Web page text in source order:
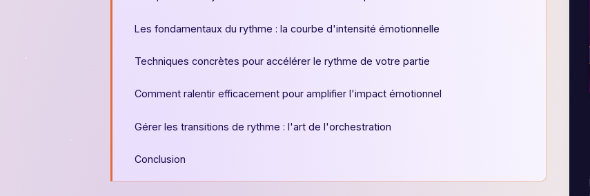
Les fondamentaux du rythme : la courbe d'intensité émotionnelle
Techniques concrètes pour accélérer le rythme de votre partie
Comment ralentir efficacement pour amplifier l'impact émotionnel
Gérer les transitions de rythme : l'art de l'orchestration
Conclusion